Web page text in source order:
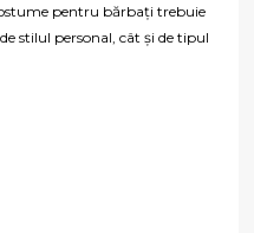
pentru bărbați trebuie
stilul personal, cât și de tipul